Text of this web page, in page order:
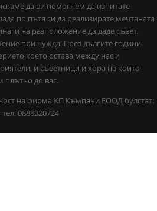
да ви помогнем да изпитате
по пътя си да реализирате мечтаната
на разположение да даде съвет,
при нужда. През дългите години
което остава между нас и
и съветници и хора на които
плътно до вас.
на фирма КП Къмпани ЕООД булстат:
0888320724